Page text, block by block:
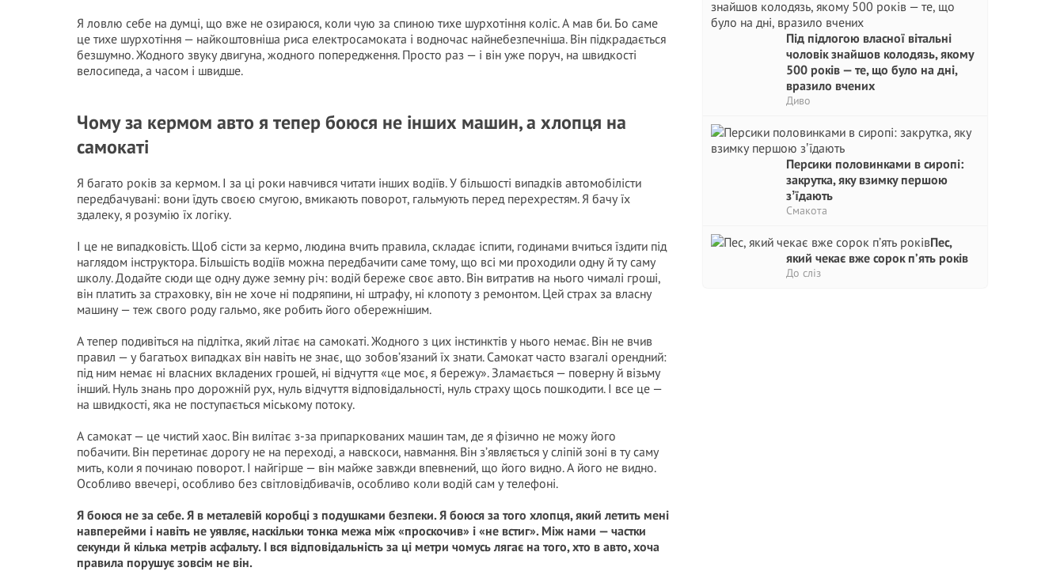
Під підлогою власної вітальні
чоловік знайшов колодязь, якому
500 років — те, що було на дні,
вразило вчених
Диво
Персики половинками в сиропі:
закрутка, яку взимку першою
зʼїдають
Смакота
Пес,
який чекає вже сорок п’ять років
До сліз
Я ловлю себе на думці, що вже не озираюся, коли чую за спиною тихе шурхотіння коліс. А мав би. Бо саме
це тихе шурхотіння — найкоштовніша риса електросамоката і водночас найнебезпечніша. Він підкрадається
безшумно. Жодного звуку двигуна, жодного попередження. Просто раз — і він уже поруч, на швидкості
велосипеда, а часом і швидше.
Чому за кермом авто я тепер боюся не інших машин, а хлопця на
самокаті
Я багато років за кермом. І за ці роки навчився читати інших водіїв. У більшості випадків автомобілісти
передбачувані: вони їдуть своєю смугою, вмикають поворот, гальмують перед перехрестям. Я бачу їх
здалеку, я розумію їх логіку.
І це не випадковість. Щоб сісти за кермо, людина вчить правила, складає іспити, годинами вчиться їздити під
наглядом інструктора. Більшість водіїв можна передбачити саме тому, що всі ми проходили одну й ту саму
школу. Додайте сюди ще одну дуже земну річ: водій береже своє авто. Він витратив на нього чималі гроші,
він платить за страховку, він не хоче ні подряпини, ні штрафу, ні клопоту з ремонтом. Цей страх за власну
машину — теж свого роду гальмо, яке робить його обережнішим.
А тепер подивіться на підлітка, який літає на самокаті. Жодного з цих інстинктів у нього немає. Він не вчив
правил — у багатьох випадках він навіть не знає, що зобов’язаний їх знати. Самокат часто взагалі орендний:
під ним немає ні власних вкладених грошей, ні відчуття «це моє, я бережу». Зламається — поверну й візьму
інший. Нуль знань про дорожній рух, нуль відчуття відповідальності, нуль страху щось пошкодити. І все це —
на швидкості, яка не поступається міському потоку.
А самокат — це чистий хаос. Він вилітає з-за припаркованих машин там, де я фізично не можу його
побачити. Він перетинає дорогу не на переході, а навскоси, навмання. Він з’являється у сліпій зоні в ту саму
мить, коли я починаю поворот. І найгірше — він майже завжди впевнений, що його видно. А його не видно.
Особливо ввечері, особливо без світловідбивачів, особливо коли водій сам у телефоні.
Я боюся не за себе. Я в металевій коробці з подушками безпеки. Я боюся за того хлопця, який летить мені
навперейми і навіть не уявляє, наскільки тонка межа між «проскочив» і «не встиг». Між нами — частки
секунди й кілька метрів асфальту. І вся відповідальність за ці метри чомусь лягає на того, хто в авто, хоча
правила порушує зовсім не він.